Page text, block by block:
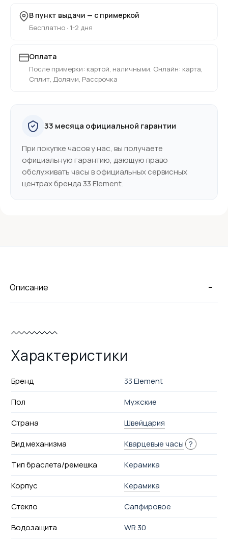
В пункт выдачи — с примеркой
Бесплатно · 1-2 дня
Оплата
После примерки: картой, наличными. Онлайн: карта,
Сплит, Долями, Рассрочка
33 месяца официальной гарантии
При покупке часов у нас, вы получаете
официальную гарантию, дающую право
обслуживать часы в официальных сервисных
центрах бренда 33 Element.
-
Описание
Характеристики
Бренд
33 Element
Пол
Мужские
Страна
Швейцария
Вид механизма
Кварцевые часы ?
Тип браслета/ремешка
Керамика
Корпус
Керамика
Стекло
Сапфировое
Водозащита
WR 30